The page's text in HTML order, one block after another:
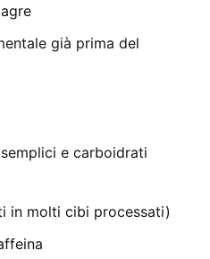
già prima del
e carboidrati
in molti cibi processati)